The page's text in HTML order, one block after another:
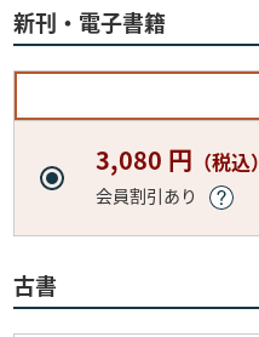
新刊・電子書籍
3,080 円 （税込）
会員割引あり
古書